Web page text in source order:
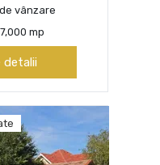
vânzare
mp
detalii